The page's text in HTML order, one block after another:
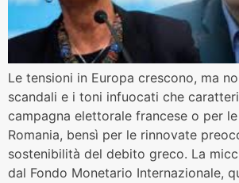
Le tensioni in Europa crescono, ma
scandali e i toni infuocati che
campagna elettorale francese o per
Romania, bensì per le rinnovate
sostenibilità del debito greco. La
dal Fondo Monetario Internazionale,